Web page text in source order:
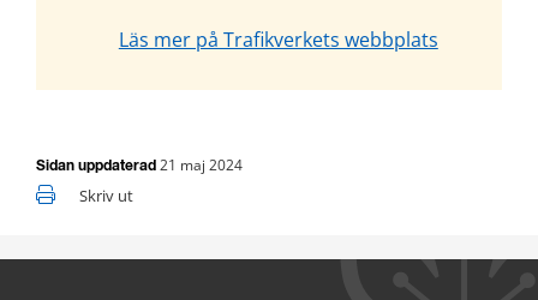
Läs mer på Trafikverkets webbplats
Sidan uppdaterad 21 maj 2024
Skriv ut